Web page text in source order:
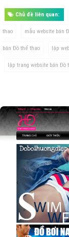
Chủ đề liên quan:
thao mẫu website bán
bán Đồ thể thao lập
lập trang website bán Đồ